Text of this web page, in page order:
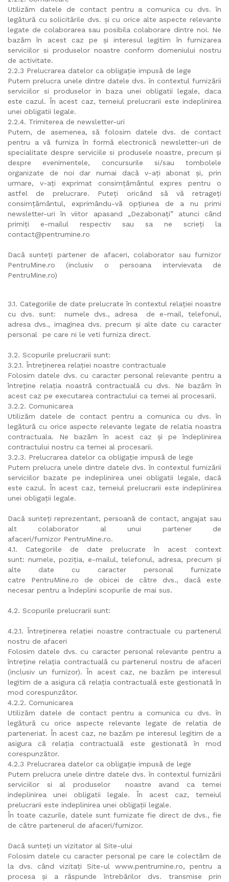
Utilizăm datele de contact pentru a comunica cu dvs. în
legătură cu solicitările dvs. și cu orice alte aspecte relevante
legate de colaborarea sau posibila colaborare dintre noi. Ne
bazăm în acest caz pe și interesul legitim în furnizarea
serviciilor si produselor noastre conform domeniului nostru
de activitate.
2.2.3 Prelucrarea datelor ca obligație impusă de lege
Putem prelucra unele dintre datele dvs. în contextul furnizării
serviciilor si produselor in baza unei obligatii legale, daca
este cazul. În acest caz, temeiul prelucrarii este indeplinirea
unei obligatii legale.
2.2.4. Trimiterea de newsletter-uri
Putem, de asemenea, să folosim datele dvs. de contact
pentru a vă furniza în formă electronică newsletter-uri de
specialitate despre serviciile si produsele noastre, precum și
despre evenimentele, concursurile si/sau tombolele
organizate de noi dar numai dacă v-ați abonat și, prin
urmare, v-ați exprimat consimțământul expres pentru o
astfel de prelucrare. Puteți oricând să vă retrageți
consimțământul, exprimându-vă opțiunea de a nu primi
newsletter-uri în viitor apasand „Dezabonați” atunci când
primiți e-mailul respectiv sau sa ne scrieți la
contact@pentrumine.ro
Dacă sunteți partener de afaceri, colaborator sau furnizor
PentruMine.ro (inclusiv o persoana intervievata de
PentruMine.ro)
3.1. Categoriile de date prelucrate în contextul relației noastre
cu dvs. sunt: numele dvs., adresa de e-mail, telefonul,
adresa dvs., imaginea dvs. precum și alte date cu caracter
personal pe care ni le veti furniza direct.
3.2. Scopurile prelucrarii sunt:
3.2.1. Întreținerea relației noastre contractuale
Folosim datele dvs. cu caracter personal relevante pentru a
întreține relația noastră contractuală cu dvs. Ne bazăm în
acest caz pe executarea contractului ca temei al procesarii.
3.2.2. Comunicarea
Utilizăm datele de contact pentru a comunica cu dvs. în
legătură cu orice aspecte relevante legate de relatia noastra
contractuala. Ne bazăm în acest caz și pe îndeplinirea
contractului nostru ca temei al procesarii.
3.2.3. Prelucrarea datelor ca obligație impusă de lege
Putem prelucra unele dintre datele dvs. în contextul furnizării
serviciilor bazate pe indeplinirea unei obligatii legale, dacă
este cazul. În acest caz, temeiul prelucrarii este indeplinirea
unei obligații legale.
Dacă sunteți reprezentant, persoană de contact, angajat sau
alt colaborator al unui partener de
afaceri/furnizor PentruMine.ro.
4.1. Categoriile de date prelucrate în acest context
sunt: numele, poziția, e-mailul, telefonul, adresa, precum și
alte date cu caracter personal furnizate
catre PentruMine.ro de obicei de către dvs., dacă este
necesar pentru a îndeplini scopurile de mai sus.
4.2. Scopurile prelucrarii sunt:
4.2.1. Întreținerea relației noastre contractuale cu partenerul
nostru de afaceri
Folosim datele dvs. cu caracter personal relevante pentru a
întreține relația contractuală cu partenerul nostru de afaceri
(inclusiv un furnizor). În acest caz, ne bazăm pe interesul
legitim de a asigura că relația contractuală este gestionată în
mod corespunzător.
4.2.2. Comunicarea
Utilizăm datele de contact pentru a comunica cu dvs. în
legătură cu orice aspecte relevante legate de relatia de
parteneriat. În acest caz, ne bazăm pe interesul legitim de a
asigura că relația contractuală este gestionată în mod
corespunzător.
4.2.3 Prelucrarea datelor ca obligație impusă de lege
Putem prelucra unele dintre datele dvs. în contextul furnizării
serviciilor si al produselor noastre avand ca temei
indeplinirea unei obligatii legale. În acest caz, temeiul
prelucrarii este indeplinirea unei obligații legale.
În toate cazurile, datele sunt furnizate fie direct de dvs., fie
de către partenerul de afaceri/furnizor.
Dacă sunteți un vizitator al Site-ului
Folosim datele cu caracter personal pe care le colectăm de
la dvs. când vizitați Site-ul www.pentrumine.ro, pentru a
procesa și a răspunde întrebărilor dvs. transmise prin